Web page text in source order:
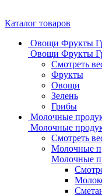
Каталог товаров
Овощи Фрукты
Овощи Фрукты
Смотреть
Фрукты
Овощи
Зелень
Грибы
Молочные
Молочные
Смотреть
Молочные
Молочные